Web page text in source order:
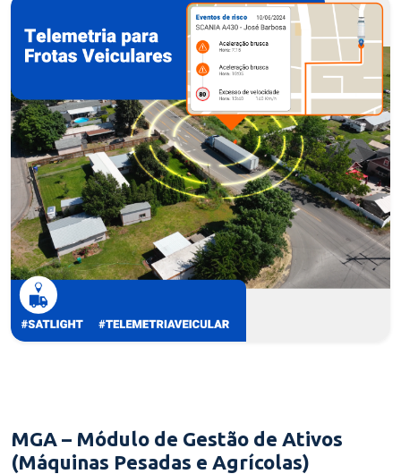
MGA – Módulo de Gestão de Ativos
(Máquinas Pesadas e Agrícolas)